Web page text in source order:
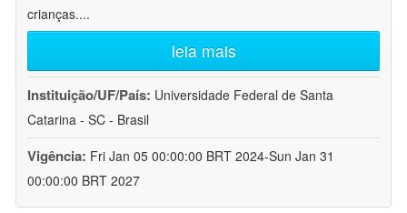
crianças....
leia mais
Instituição/UF/País: Universidade Federal de Santa
Catarina - SC - Brasil
Vigência: Fri Jan 05 00:00:00 BRT 2024-Sun Jan 31
00:00:00 BRT 2027